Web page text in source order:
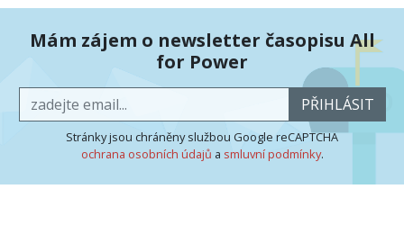
Mám zájem o newsletter časopisu All
for Power
PŘIHLÁSIT
Stránky jsou chráněny službou Google reCAPTCHA
ochrana osobních údajů a smluvní podmínky.